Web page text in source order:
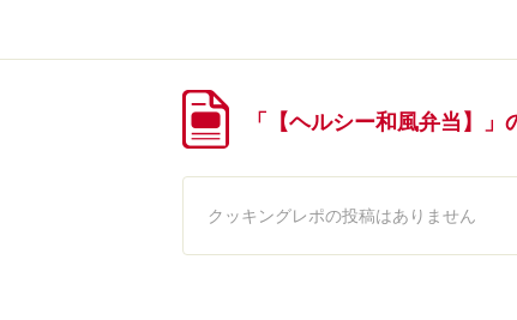
「【ヘルシー和風弁当】
クッキングレポの投稿はありません